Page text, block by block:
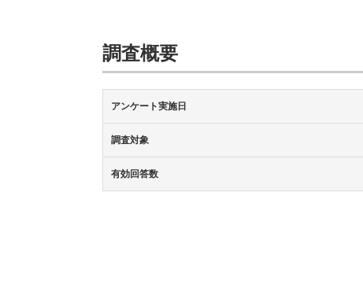
調査概要
アンケート実施日
調査対象
有効回答数